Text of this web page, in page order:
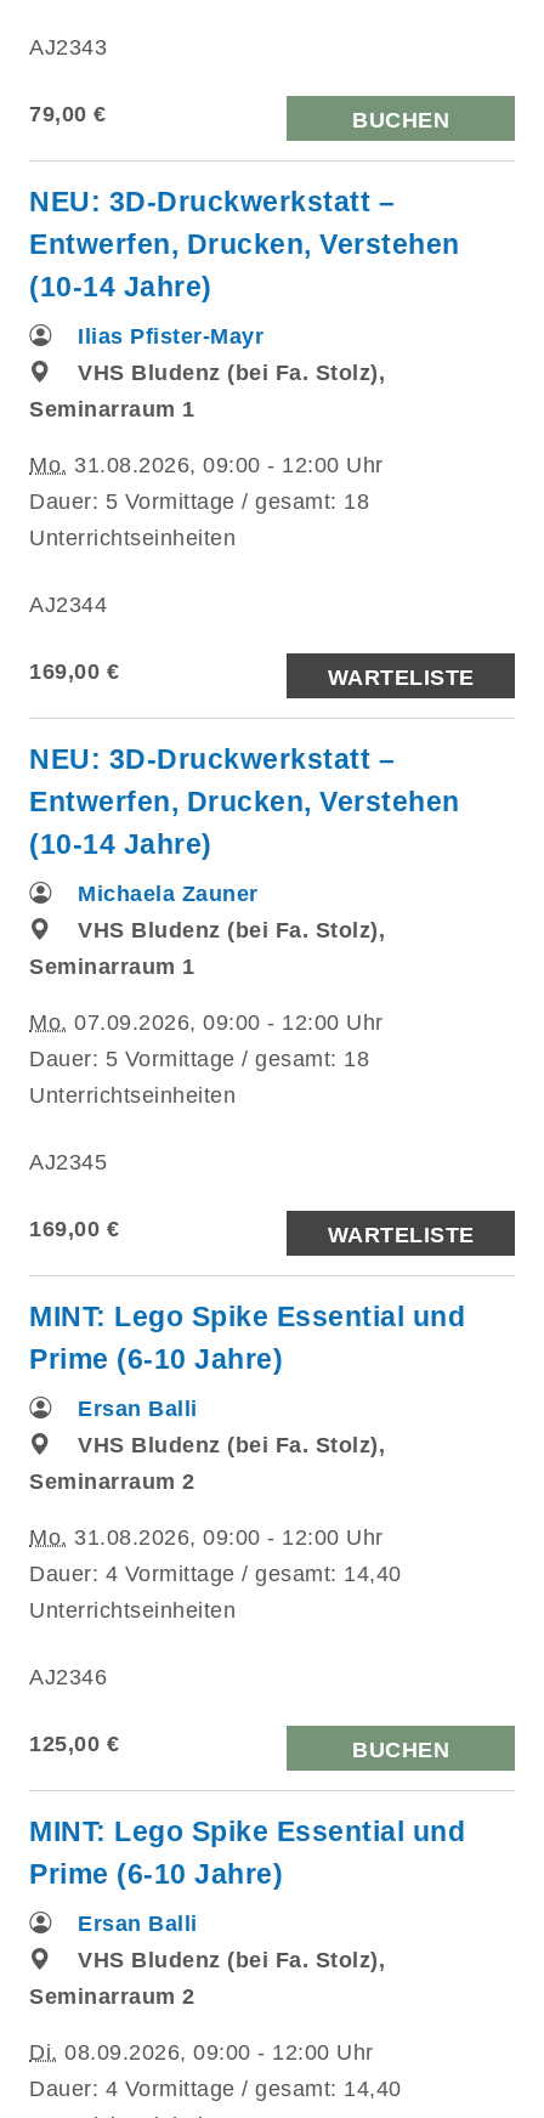
AJ2343
79,00 € BUCHEN
NEU: 3D-Druckwerkstatt –
Entwerfen, Drucken, Verstehen
(10-14 Jahre)
Ilias Pfister-Mayr
VHS Bludenz (bei Fa. Stolz),
Seminarraum 1
Mo. 31.08.2026, 09:00 - 12:00 Uhr
Dauer: 5 Vormittage / gesamt: 18
Unterrichtseinheiten
AJ2344
169,00 € WARTELISTE
NEU: 3D-Druckwerkstatt –
Entwerfen, Drucken, Verstehen
(10-14 Jahre)
Michaela Zauner
VHS Bludenz (bei Fa. Stolz),
Seminarraum 1
Mo. 07.09.2026, 09:00 - 12:00 Uhr
Dauer: 5 Vormittage / gesamt: 18
Unterrichtseinheiten
AJ2345
169,00 € WARTELISTE
MINT: Lego Spike Essential und
Prime (6-10 Jahre)
Ersan Balli
VHS Bludenz (bei Fa. Stolz),
Seminarraum 2
Mo. 31.08.2026, 09:00 - 12:00 Uhr
Dauer: 4 Vormittage / gesamt: 14,40
Unterrichtseinheiten
AJ2346
125,00 € BUCHEN
MINT: Lego Spike Essential und
Prime (6-10 Jahre)
Ersan Balli
VHS Bludenz (bei Fa. Stolz),
Seminarraum 2
Di. 08.09.2026, 09:00 - 12:00 Uhr
Dauer: 4 Vormittage / gesamt: 14,40